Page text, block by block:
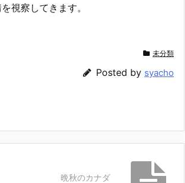
視察してきます。
未分類
Posted by syacho
晩秋のカナダ